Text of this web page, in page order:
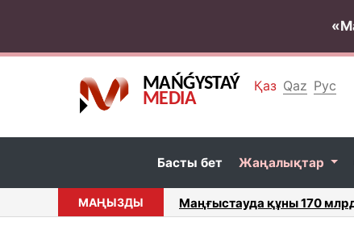
MAŃǴYSTAÝ
MEDIA
Қаз Qaz Рус
Басты бет Жаңалықтар
МАҢЫЗДЫ
170 млрд теңгені құрайтын газ өңдеу зауыты